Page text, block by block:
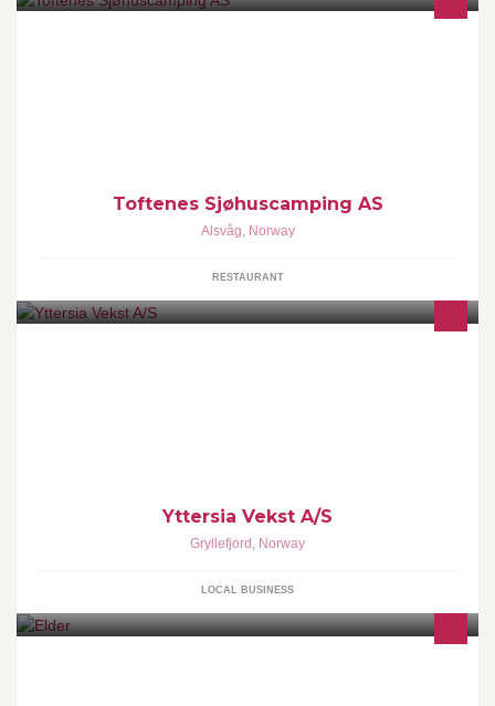
Toftenes Sjøhuscamping AS
Alsvåg, Norway
RESTAURANT
Yttersia Vekst A/S
Gryllefjord , Norway
LOCAL BUSINESS